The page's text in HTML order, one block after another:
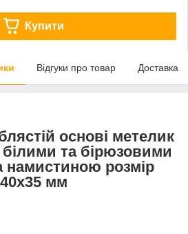
Купити
Відгуки про товар Доставка
основі метелик
білими та бірюзовими
намистиною розмір
40х35 мм